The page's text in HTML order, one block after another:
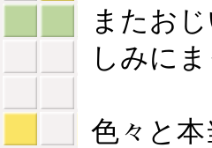
またお
しみに
色々と